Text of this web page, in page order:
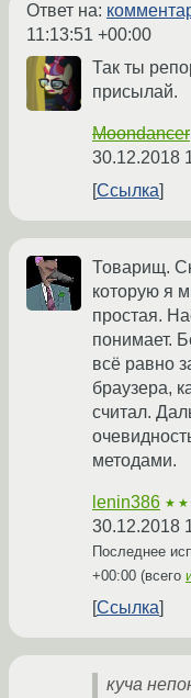
Ответ на:
11:13:51 +00:00
Так ты
присылай.
Moondancer
30.12.2018
Ссылка
Товарищ.
которую я
простая.
понимает.
всё равно
браузера,
считал.
методами.
lenin386
30.12.2018
Последнее
+00:00 (всего
Ссылка
куча